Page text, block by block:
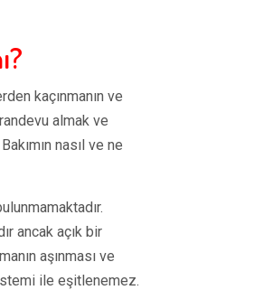
kaçınmanın ve
almak ve
nasıl ve ne
ancak açık bir
aşınması ve
ile eşitlenemez.